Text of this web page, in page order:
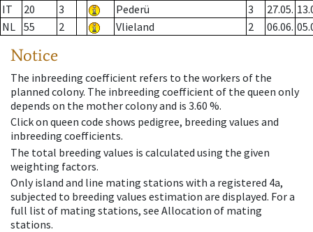
IT
20 3 Pederü 3 27.05.
NL 55 2 Vlieland 2 06.06.
Notice
The inbreeding coefficient refers to the workers of the
planned colony. The inbreeding coefficient of the queen only
depends on the mother colony and is 3.60 %.
Click on queen code shows pedigree, breeding values and
inbreeding coefficients.
The total breeding values is calculated using the given
weighting factors.
Only island and line mating stations with a registered 4a,
subjected to breeding values estimation are displayed. For a
full list of mating stations, see Allocation of mating
stations.